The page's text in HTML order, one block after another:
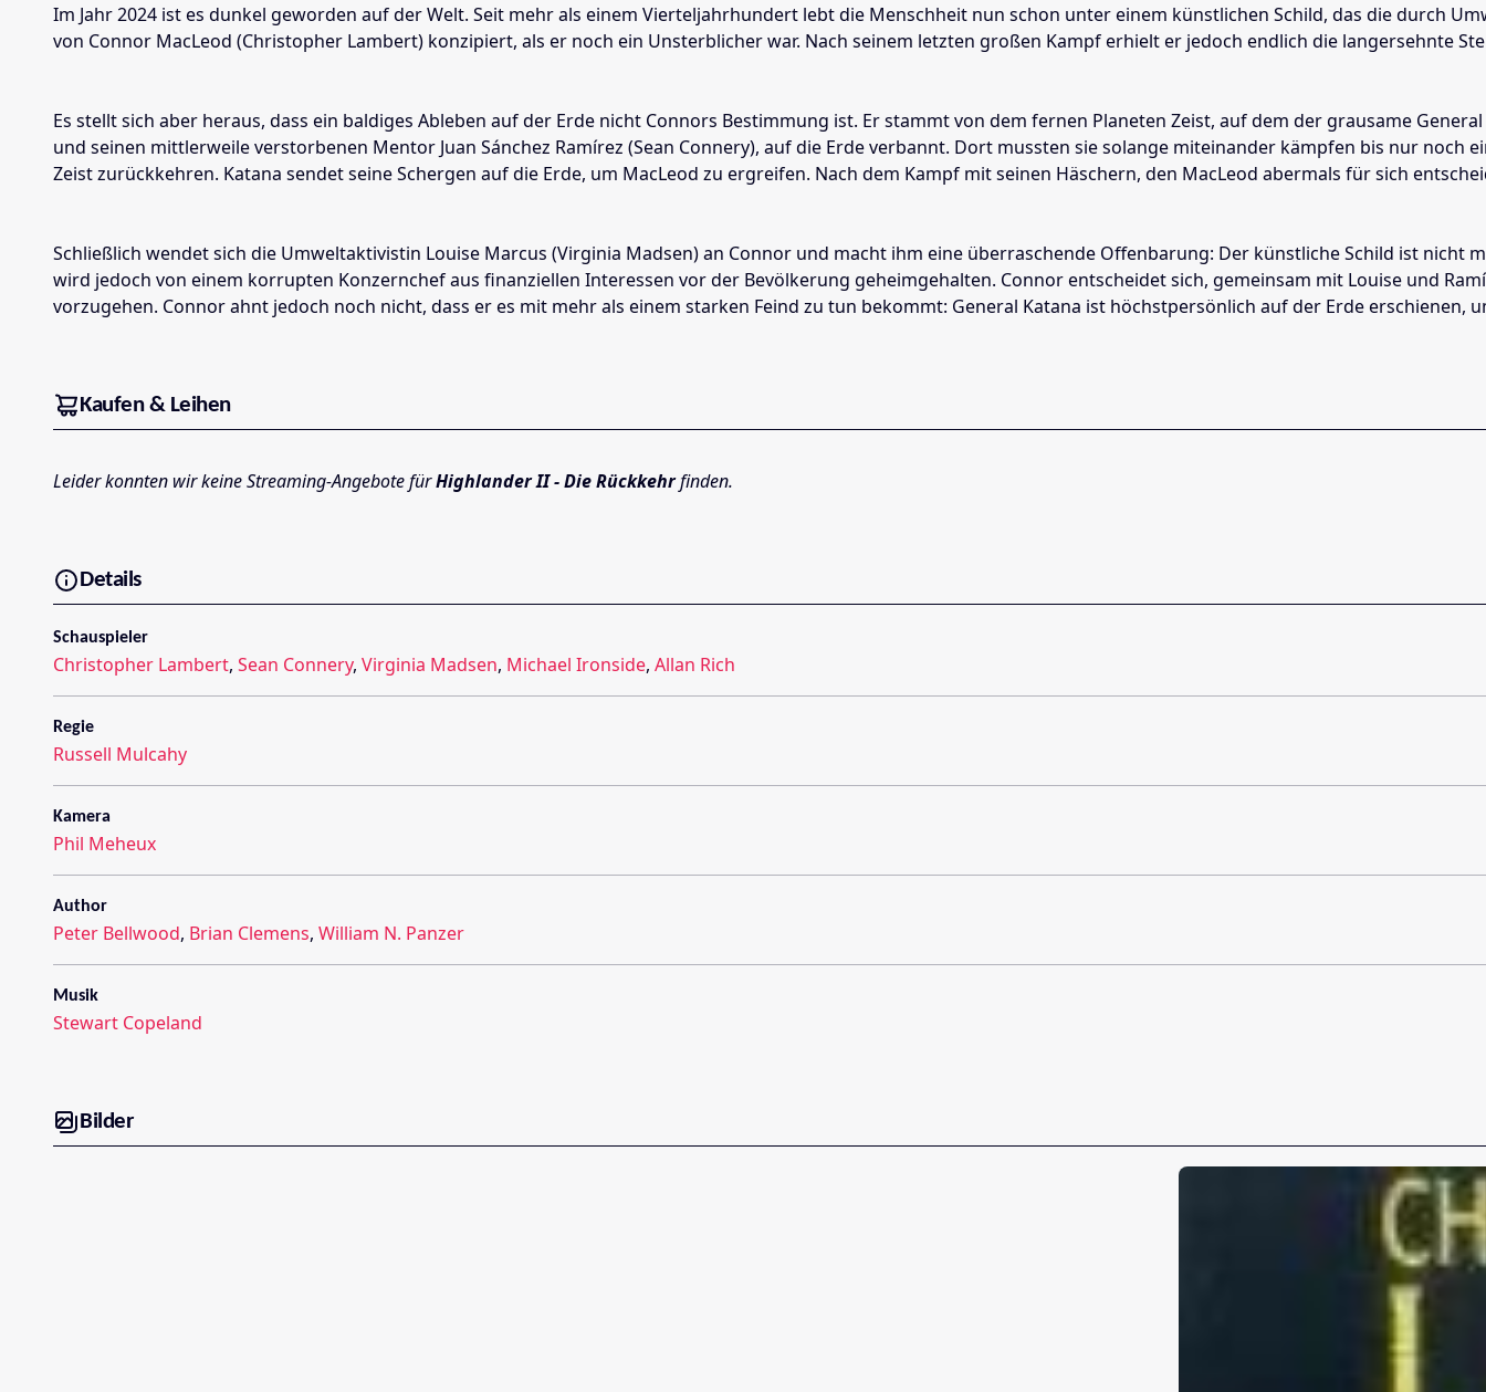
Im Jahr 2024 ist es dunkel geworden auf der Welt. Seit mehr als einem Vierteljahrhundert lebt die Menschheit nun schon unter einem künstlichen Schild, das die durch
von Connor MacLeod (Christopher Lambert) konzipiert, als er noch ein Unsterblicher war. Nach seinem letzten großen Kampf erhielt er jedoch endlich die langersehnte
Es stellt sich aber heraus, dass ein baldiges Ableben auf der Erde nicht Connors Bestimmung ist. Er stammt von dem fernen Planeten Zeist, auf dem der grausame
und seinen mittlerweile verstorbenen Mentor Juan Sánchez Ramírez (Sean Connery), auf die Erde verbannt. Dort mussten sie solange miteinander kämpfen bis nur
Zeist zurückkehren. Katana sendet seine Schergen auf die Erde, um MacLeod zu ergreifen. Nach dem Kampf mit seinen Häschern, den MacLeod abermals für sich
Schließlich wendet sich die Umweltaktivistin Louise Marcus (Virginia Madsen) an Connor und macht ihm eine überraschende Offenbarung: Der künstliche Schild ist
wird jedoch von einem korrupten Konzernchef aus finanziellen Interessen vor der Bevölkerung geheimgehalten. Connor entscheidet sich, gemeinsam mit Louise und
vorzugehen. Connor ahnt jedoch noch nicht, dass er es mit mehr als einem starken Feind zu tun bekommt: General Katana ist höchstpersönlich auf der Erde erschienen,
Kaufen & Leihen
Leider konnten wir keine Streaming-Angebote fürHighlander II - Die Rückkehrfinden.
Details
Schauspieler
Christopher Lambert, Sean Connery, Virginia Madsen, Michael Ironside, Allan Rich
Regie
Russell Mulcahy
Kamera
Phil Meheux
Author
Peter Bellwood, Brian Clemens, William N. Panzer
Musik
Stewart Copeland
Bilder